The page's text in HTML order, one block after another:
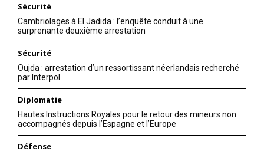
Sécurité
Cambriolages à El Jadida : l’enquête conduit à une
surprenante deuxième arrestation
Sécurité
Oujda : arrestation d’un ressortissant néerlandais recherché
par Interpol
Diplomatie
Hautes Instructions Royales pour le retour des mineurs non
accompagnés depuis l’Espagne et l’Europe
Défense